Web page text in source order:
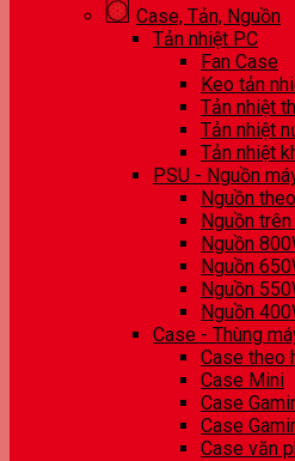
Case, Tản, Nguồn
Tản nhiệt PC
Fan Case
Keo tản
Tản nhiệt
Tản nhiệt
Tản nhiệt
PSU - Nguồn
Nguồn
Nguồn
Nguồn
Nguồn
Nguồn
Nguồn
Case - Thùng
Case theo
Case Mini
Case
Case
Case văn